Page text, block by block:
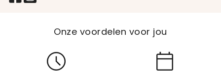
Onze voordelen voor jou